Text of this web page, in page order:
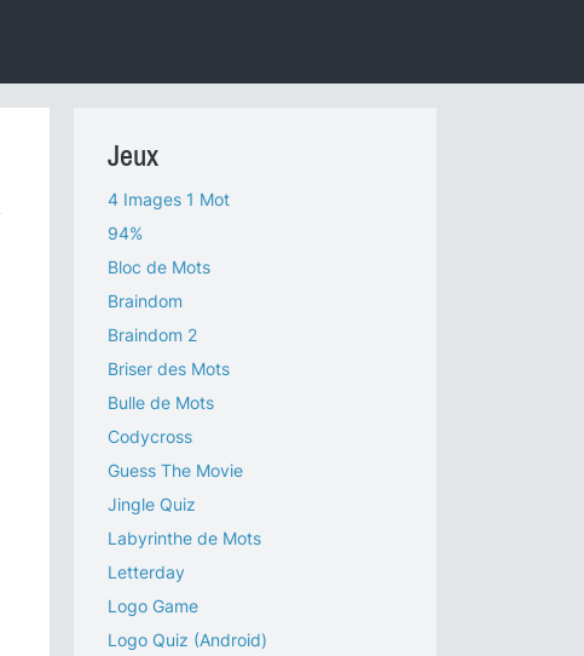
Jeux
4 Images 1 Mot
94%
Bloc de Mots
Braindom
Braindom 2
Briser des Mots
Bulle de Mots
Codycross
Guess The Movie
Jingle Quiz
Labyrinthe de Mots
Letterday
Logo Game
Logo Quiz (Android)